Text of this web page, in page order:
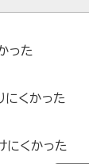
った
にくかった
にくかった